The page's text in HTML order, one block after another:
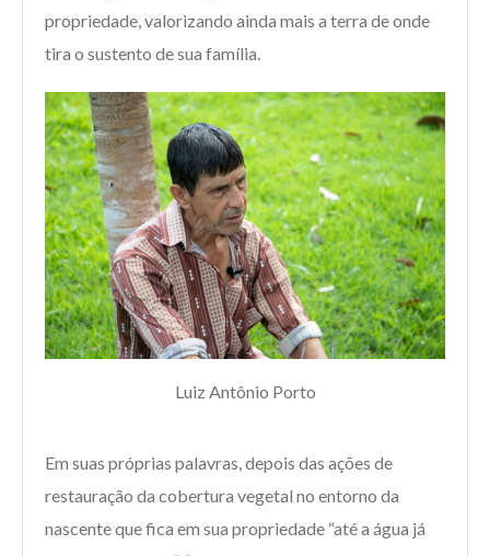
propriedade, valorizando ainda mais a terra de onde
tira o sustento de sua família.
Luiz Antônio Porto
Em suas próprias palavras, depois das ações de
restauração da cobertura vegetal no entorno da
nascente que fica em sua propriedade “até a água já